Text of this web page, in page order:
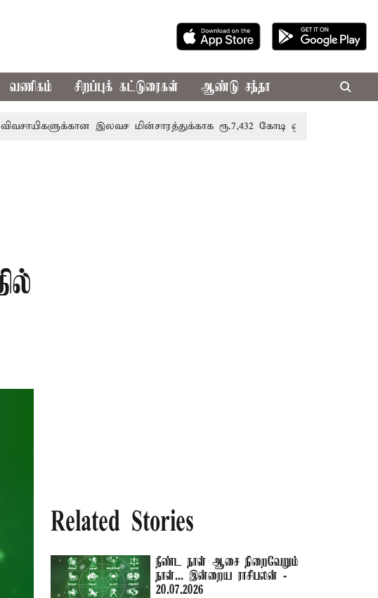
வணிகம் சிறப்புக் கட்டுரைகள் ஆண்டு சந்தா
இலவச மின்சாரத்துக்காக ரூ.7,432 கோடி ஒதுக்கீடு; வேளாண்
Related Stories
நீண்ட நாள் ஆசை நிறைவேறும்
நாள்... இன்றைய ராசிபலன் -
20.07.2026